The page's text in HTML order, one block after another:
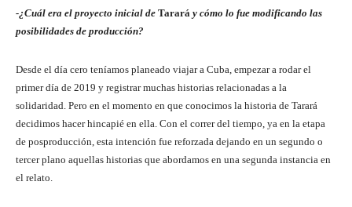
-¿Cuál era el proyecto inicial de Tarará y cómo lo fue modificando las
posibilidades de producción?
Desde el día cero teníamos planeado viajar a Cuba, empezar a rodar el
primer día de 2019 y registrar muchas historias relacionadas a la
solidaridad. Pero en el momento en que conocimos la historia de Tarará
decidimos hacer hincapié en ella. Con el correr del tiempo, ya en la etapa
de posproducción, esta intención fue reforzada dejando en un segundo o
tercer plano aquellas historias que abordamos en una segunda instancia en
el relato.